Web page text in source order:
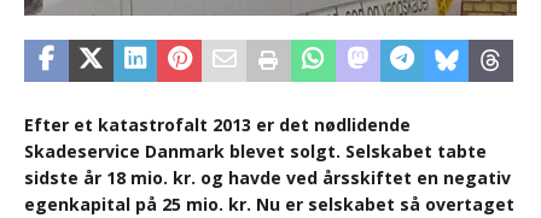
Efter et katastrofalt 2013 er det nødlidende
Skadeservice Danmark blevet solgt. Selskabet tabte
sidste år 18 mio. kr. og havde ved årsskiftet en negativ
egenkapital på 25 mio. kr. Nu er selskabet så overtaget